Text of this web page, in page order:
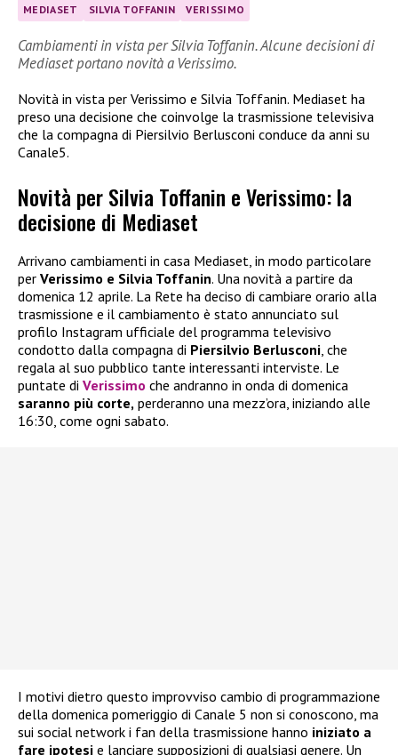
MEDIASET SILVIA TOFFANIN VERISSIMO
Cambiamenti in vista per Silvia Toffanin. Alcune decisioni di
Mediaset portano novità a Verissimo.
Novità in vista per Verissimo e Silvia Toffanin. Mediaset ha
preso una decisione che coinvolge la trasmissione televisiva
che la compagna di Piersilvio Berlusconi conduce da anni su
Canale5.
Novità per Silvia Toffanin e Verissimo: la
decisione di Mediaset
Arrivano cambiamenti in casa Mediaset, in modo particolare
per Verissimo e Silvia Toffanin. Una novità a partire da
domenica 12 aprile. La Rete ha deciso di cambiare orario alla
trasmissione e il cambiamento è stato annunciato sul
profilo Instagram ufficiale del programma televisivo
condotto dalla compagna di Piersilvio Berlusconi, che
regala al suo pubblico tante interessanti interviste. Le
puntate di Verissimo che andranno in onda di domenica
saranno più corte, perderanno una mezz’ora, iniziando alle
16:30, come ogni sabato.
I motivi dietro questo improvviso cambio di programmazione
della domenica pomeriggio di Canale 5 non si conoscono, ma
sui social network i fan della trasmissione hanno iniziato a
fare ipotesi e lanciare supposizioni di qualsiasi genere. Un